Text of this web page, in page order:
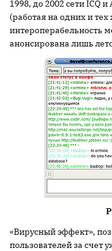
1998, до 2002 сети ICQ
(работая на одних и тех
интероперабельность
анонсирована лишь
«Вирусный эффект»,
пользователей за счет